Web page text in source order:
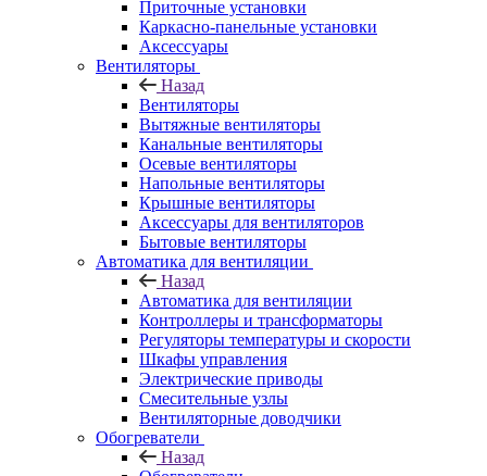
Приточные установки
Каркасно-панельные установки
Аксессуары
Вентиляторы
Назад
Вентиляторы
Вытяжные вентиляторы
Канальные вентиляторы
Осевые вентиляторы
Напольные вентиляторы
Крышные вентиляторы
Аксессуары для вентиляторов
Бытовые вентиляторы
Автоматика для вентиляции
Назад
Автоматика для вентиляции
Контроллеры и трансформаторы
Регуляторы температуры и скорости
Шкафы управления
Электрические приводы
Смесительные узлы
Вентиляторные доводчики
Обогреватели
Назад